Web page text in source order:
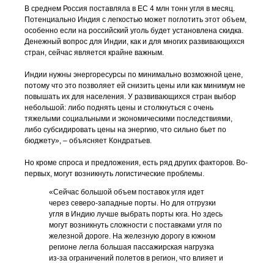
В среднем Россия поставляла в ЕС 4 млн тонн угля в месяц.
Потенциально Индия с легкостью может поглотить этот объем,
особенно если на российский уголь будет установлена скидка.
Денежный вопрос для Индии, как и для многих развивающихся
стран, сейчас является крайне важным.
Индии нужны энергоресурсы по минимально возможной цене,
потому что это позволяет ей снизить цены или как минимум не
повышать их для населения. У развивающихся стран выбор
небольшой: либо поднять цены и столкнуться с очень
тяжелыми социальными и экономическими последствиями,
либо субсидировать цены на энергию, что сильно бьет по
бюджету», – объясняет Кондратьев.
Но кроме спроса и предложения, есть ряд других факторов. Во-
первых, могут возникнуть логистические проблемы.
«Сейчас большой объем поставок угля идет
через северо-западные порты. Но для отгрузки
угля в Индию лучше выбрать порты юга. Но здесь
могут возникнуть сложности с поставками угля по
железной дороге. На железную дорогу в южном
регионе легла большая пассажирская нагрузка
из-за ограничений полетов в регион, что влияет и